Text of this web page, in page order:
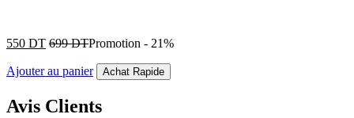
550 DT 699DTPromotion - 21%
Ajouter au panier Achat Rapide
Avis Clients